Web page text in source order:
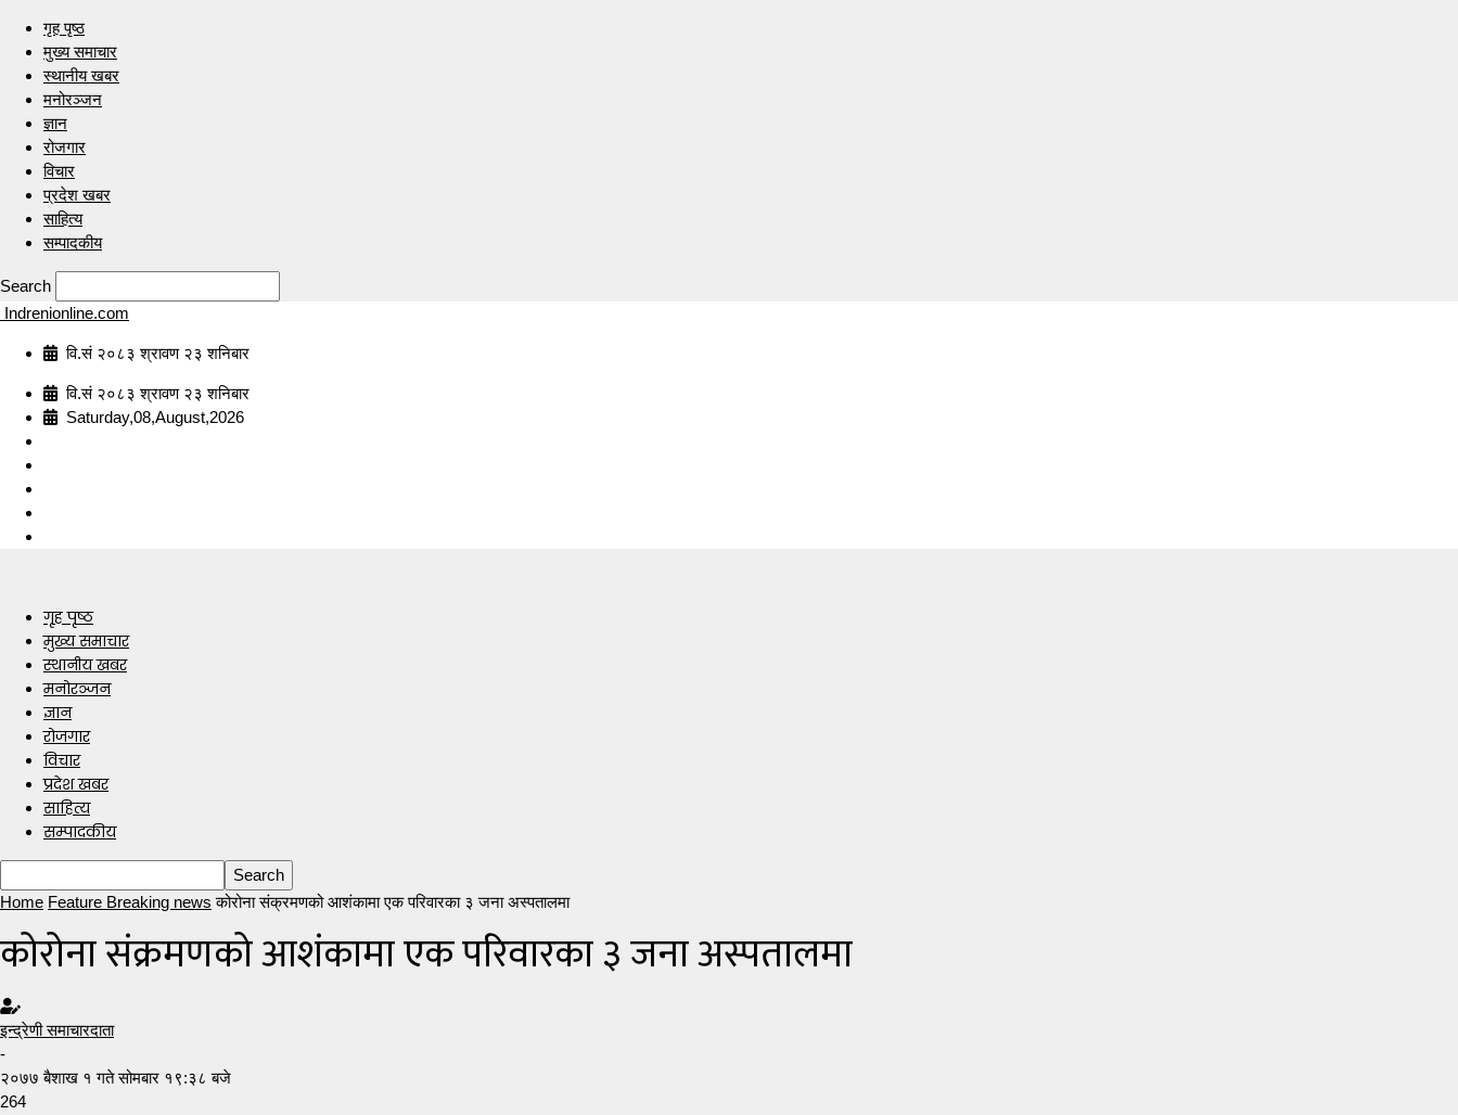
गृह पृष्ठ
मुख्य समाचार
स्थानीय खबर
मनोरञ्जन
ज्ञान
रोजगार
विचार
प्रदेश खबर
साहित्य
सम्पादकीय
Search
Indrenionline.com
वि.सं २०८३ श्रावण २३ शनिबार
वि.सं २०८३ श्रावण २३ शनिबार
Saturday,08,August,2026
गृह पृष्ठ
मुख्य समाचार
स्थानीय खबर
मनोरञ्जन
ज्ञान
रोजगार
विचार
प्रदेश खबर
साहित्य
सम्पादकीय
Home Feature Breaking news कोरोना संक्रमणको आशंकामा एक परिवारका ३ जना अस्पतालमा
कोरोना संक्रमणको आशंकामा एक परिवारका ३ जना अस्पतालमा
इन्द्रेणी समाचारदाता
-
२०७७ बैशाख १ गते सोमबार १९:३८ बजे
264